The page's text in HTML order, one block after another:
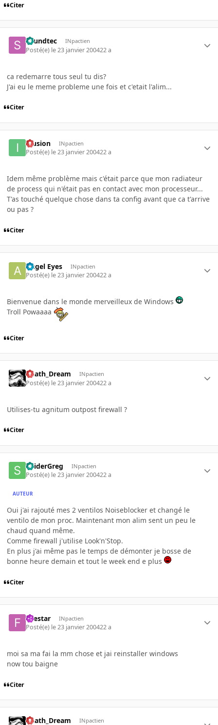
Citer
soundtec INpactien
Posté(e) le 23 janvier 200422 a
ca redemarre tous seul tu dis?
J'ai eu le meme probleme une fois et c'etait l'alim...
Citer
Illusion INpactien
Posté(e) le 23 janvier 200422 a
Idem même problème mais c'était parce que mon radiateur
de process qui n'était pas en contact avec mon processeur...
T'as touché quelque chose dans ta config avant que ca t'arrive
ou pas ?
Citer
Angel Eyes INpactien
Posté(e) le 23 janvier 200422 a
Bienvenue dans le monde merveilleux de Windows
Troll Powaaaa
Citer
Death_Dream INpactien
Posté(e) le 23 janvier 200422 a
Utilises-tu agnitum outpost firewall ?
Citer
SpiderGreg INpactien
Posté(e) le 23 janvier 200422 a
AUTEUR
Oui j'ai rajouté mes 2 ventilos Noiseblocker et changé le
ventilo de mon proc. Maintenant mon alim sent un peu le
chaud quand même.
Comme firewall j'utilise Look'n'Stop.
En plus j'ai même pas le temps de démonter je bosse de
bonne heure demain et tout le week end e plus
Citer
firestar INpactien
Posté(e) le 23 janvier 200422 a
moi sa ma fai la mm chose et jai reinstaller windows
now tou baigne
Citer
Death_Dream INpactien